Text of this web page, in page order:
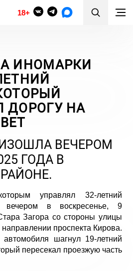
18+
ИНОМАРКИ
ДОРОГУ НА
ВЕЧЕРОМ
ГОДА В
управлял 32-летний
вечером в воскресенье, 9
Загора со стороны улицы
проспекта Кирова.
шагнул 19-летний
пересекал проезжую часть